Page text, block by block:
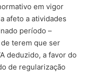
em vigor
afeto a atividades
período –
terem que ser
deduzido, a favor do
de regularização